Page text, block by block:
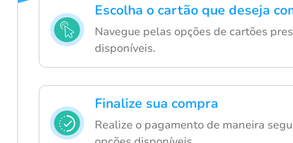
Escolha o cartão que deseja
Navegue pelas opções de cartões
disponíveis.
Finalize sua compra
Realize o pagamento de maneira